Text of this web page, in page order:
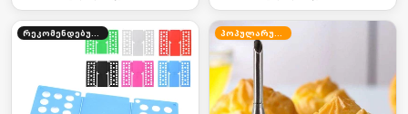
რეკომენდებული პოპულარული